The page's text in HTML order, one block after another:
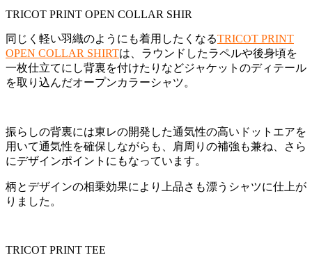
TRICOT PRINT OPEN COLLAR SHIR
同じく軽い羽織のようにも着用したくなるTRICOT PRINT
OPEN COLLAR SHIRTは、ラウンドしたラペルや後身頃を
一枚仕立てにし背裏を付けたりなどジャケットのディテール
を取り込んだオープンカラーシャツ。
振らしの背裏には東レの開発した通気性の高いドットエアを
用いて通気性を確保しながらも、肩周りの補強も兼ね、さら
にデザインポイントにもなっています。
柄とデザインの相乗効果により上品さも漂うシャツに仕上が
りました。
TRICOT PRINT TEE